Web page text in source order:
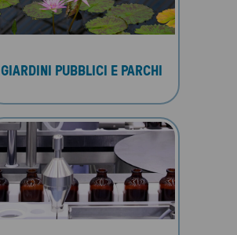
GIARDINI PUBBLICI E PARCHI